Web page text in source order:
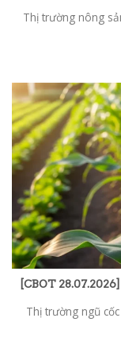
Thị trường nông
[CBOT
Thị trường ngũ